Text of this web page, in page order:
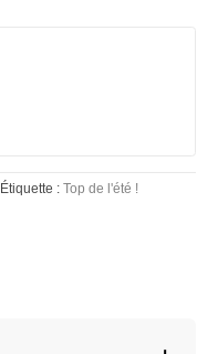
Étiquette :Top de l'été !